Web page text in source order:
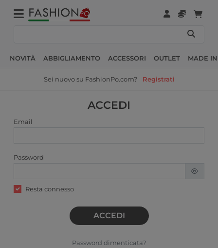
NOVITÀ ABBIGLIAMENTO ACCESSORI OUTLET MADE
Sei nuovo su FashionPo.com? Registrati
ACCEDI
Email
Password
Resta connesso
ACCEDI
Password dimenticata?